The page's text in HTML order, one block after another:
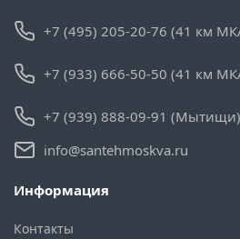
+7 (495) 205-20-76 (41 км
+7 (933) 666-50-50 (41 км
+7 (939) 888-09-91 (Мытищи)
info@santehmoskva.ru
Информация
Контакты